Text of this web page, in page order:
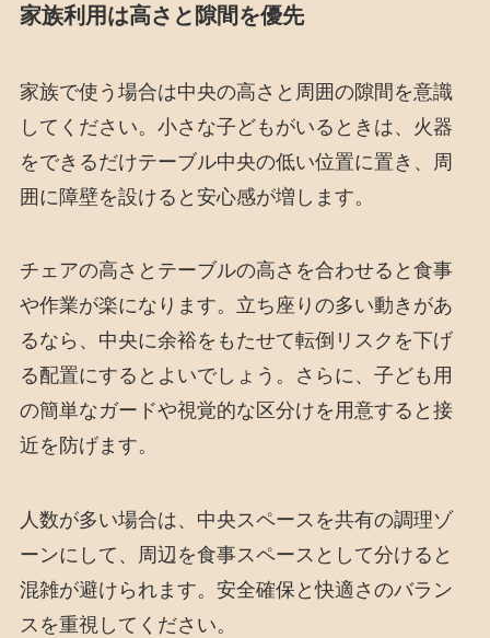
家族利用は高さと隙間を優先
家族で使う場合は中央の高さと周囲の隙間を意識
してください。小さな子どもがいるときは、火器
をできるだけテーブル中央の低い位置に置き、周
囲に障壁を設けると安心感が増します。
チェアの高さとテーブルの高さを合わせると食事
や作業が楽になります。立ち座りの多い動きがあ
るなら、中央に余裕をもたせて転倒リスクを下げ
る配置にするとよいでしょう。さらに、子ども用
の簡単なガードや視覚的な区分けを用意すると接
近を防げます。
人数が多い場合は、中央スペースを共有の調理ゾ
ーンにして、周辺を食事スペースとして分けると
混雑が避けられます。安全確保と快適さのバラン
スを重視してください。